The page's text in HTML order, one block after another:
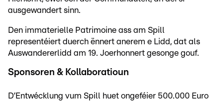
ausgewandert sinn.
Den immaterielle Patrimoine ass am Spill
representéiert duerch ënnert anerem e Lidd, dat als
Auswandererlidd am 19. Joerhonnert gesonge gouf.
Sponsoren & Kollaboratioun
D’Entwécklung vum Spill huet ongeféier 500.000 Euro